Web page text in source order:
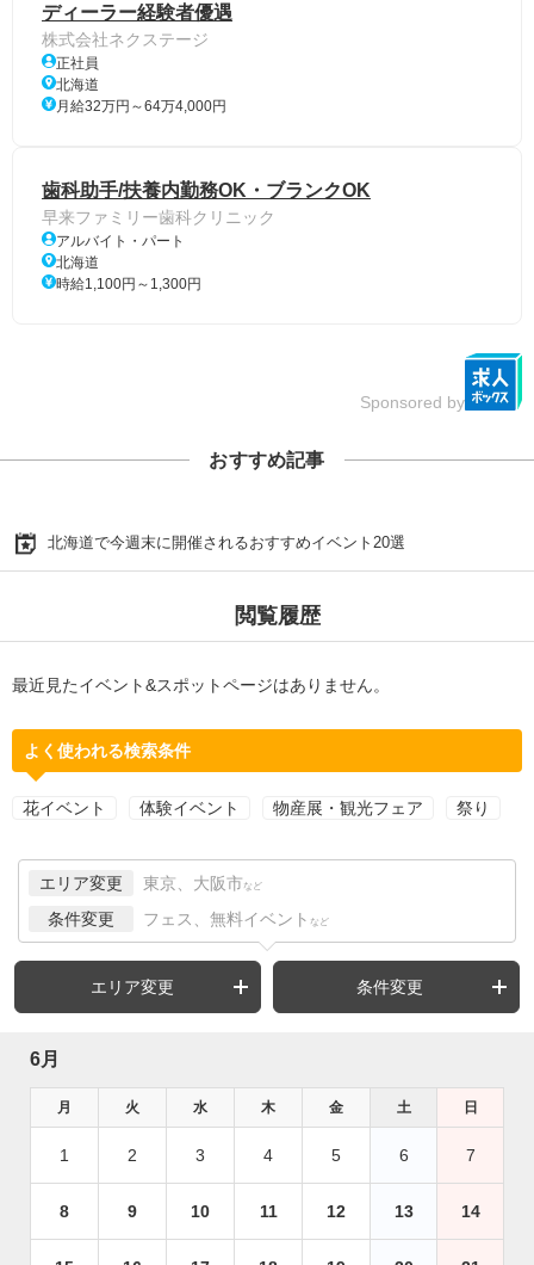
ディーラー経験者優遇
株式会社ネクステージ
正社員
北海道
月給32万円～64万4,000円
歯科助手/扶養内勤務OK・ブランクOK
早来ファミリー歯科クリニック
アルバイト・パート
北海道
時給1,100円～1,300円
Sponsored by
おすすめ記事
北海道で今週末に開催されるおすすめイベント20選
閲覧履歴
最近見たイベント&スポットページはありません。
よく使われる検索条件
花イベント 体験イベント 物産展・観光フェア 祭り
エリア変更 東京、大阪市 など
条件変更 フェス、無料イベント など
エリア変更 条件変更
6月
月 火 水 木 金 土 日
1 2 3 4 5 6 7
8 9 10 11 12 13 14